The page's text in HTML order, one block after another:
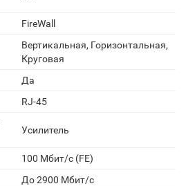
FireWall
Вертикальная, Горизонтальная,
Круговая
Да
RJ-45
Усилитель
100 Мбит/с (FE)
До 2900 Мбит/с